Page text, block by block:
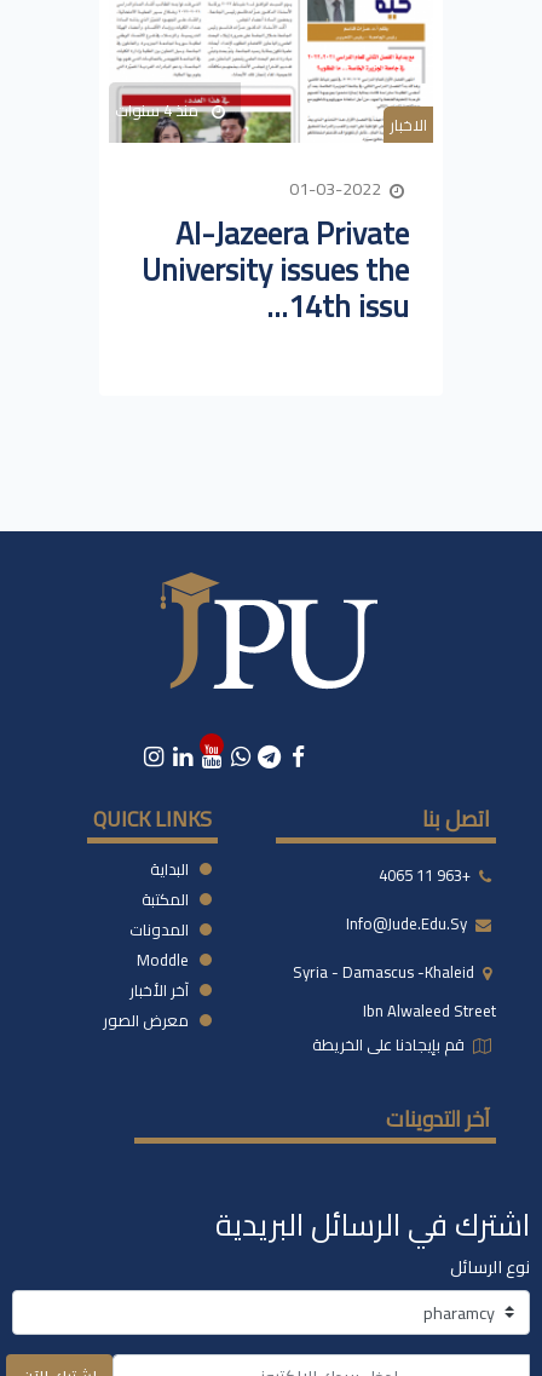
الاخبار منذ 4 سنوات
Al-Jazeera Private
University issues the
14th issu...
اتصل بنا
+963 11 4065
Syria - Damascus -khaleid
Ibn Alwaleed Street
قم بإيجادنا على الخريطة
QUICK LINKS
البداية
المكتبة
المدونات
Moddle
آخر الأخبار
معرض الصور
آخر التدوينات
اشترك في الرسائل البريدية
نوع الرسائل